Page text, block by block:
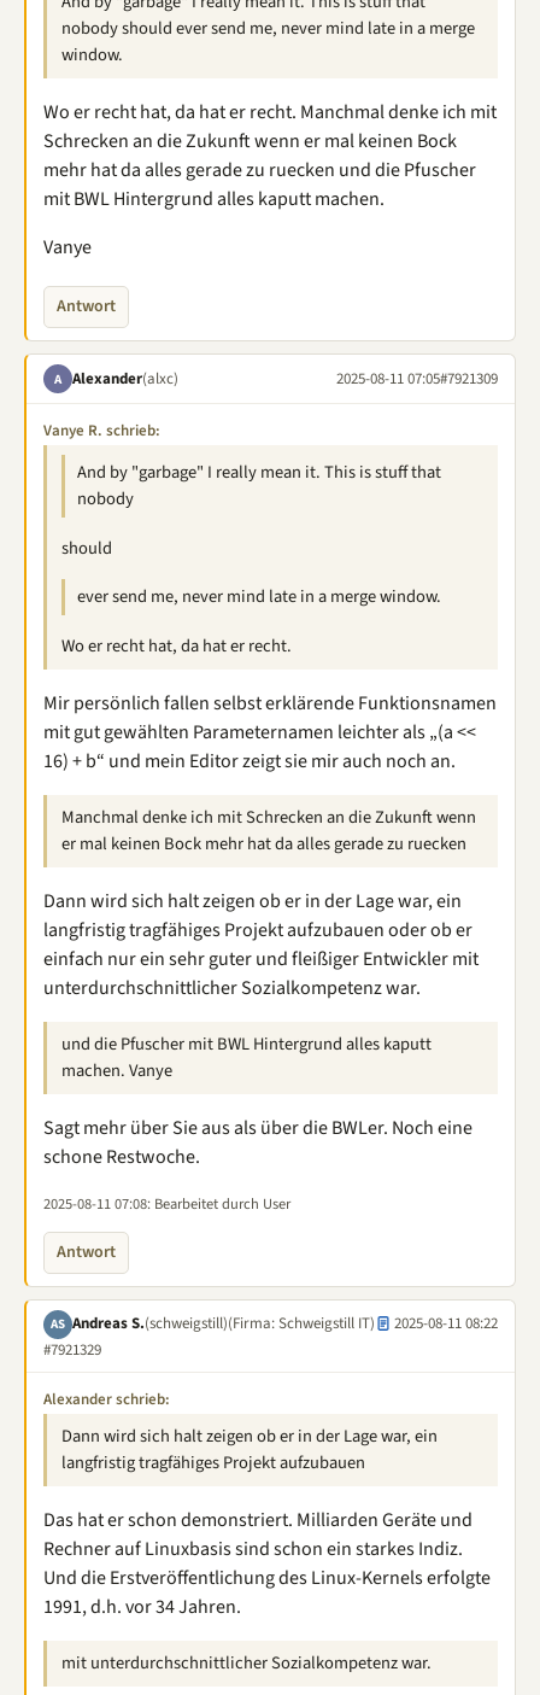
nobody should ever send me, never mind late in a merge
window.
Wo er recht hat, da hat er recht. Manchmal denke ich mit
Schrecken an die Zukunft wenn er mal keinen Bock
mehr hat da alles gerade zu ruecken und die Pfuscher
mit BWL Hintergrund alles kaputt machen.
Vanye
Antwort
A Alexander(alxc) 2025-08-11 07:05#7921309
Vanye R. schrieb:
And by "garbage" I really mean it. This is stuff that
nobody
should
ever send me, never mind late in a merge window.
Wo er recht hat, da hat er recht.
Mir persönlich fallen selbst erklärende Funktionsnamen
mit gut gewählten Parameternamen leichter als „(a <<
16) + b“ und mein Editor zeigt sie mir auch noch an.
Manchmal denke ich mit Schrecken an die Zukunft wenn
er mal keinen Bock mehr hat da alles gerade zu ruecken
Dann wird sich halt zeigen ob er in der Lage war, ein
langfristig tragfähiges Projekt aufzubauen oder ob er
einfach nur ein sehr guter und fleißiger Entwickler mit
unterdurchschnittlicher Sozialkompetenz war.
und die Pfuscher mit BWL Hintergrund alles kaputt
machen. Vanye
Sagt mehr über Sie aus als über die BWLer. Noch eine
schone Restwoche.
2025-08-11 07:08: Bearbeitet durch User
Antwort
AS Andreas S.(schweigstill)(Firma: Schweigstill IT)
2025-08-11 08:22
#7921329
Alexander schrieb:
Dann wird sich halt zeigen ob er in der Lage war, ein
langfristig tragfähiges Projekt aufzubauen
Das hat er schon demonstriert. Milliarden Geräte und
Rechner auf Linuxbasis sind schon ein starkes Indiz.
Und die Erstveröffentlichung des Linux-Kernels erfolgte
1991, d.h. vor 34 Jahren.
mit unterdurchschnittlicher Sozialkompetenz war.